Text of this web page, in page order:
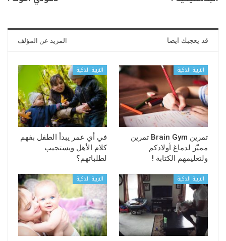
قد يعجبك ايضا المزيد عن المؤلف
التربية الذكية
تمرين Brain Gym تمرين
مميّز لدماغ أولادكم
ولتعليمهم الكتابة !
التربية الذكية
في أي عمر يبدأ الطفل بفهم
كلام الأهل ويستجيب
لطلباتهم؟
التربية الذكية التربية الذكية